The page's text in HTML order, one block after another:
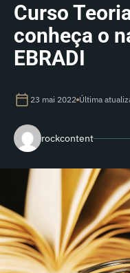
Curso
conheça o
EBRADI
23 mai 2022 Última
rockcontent